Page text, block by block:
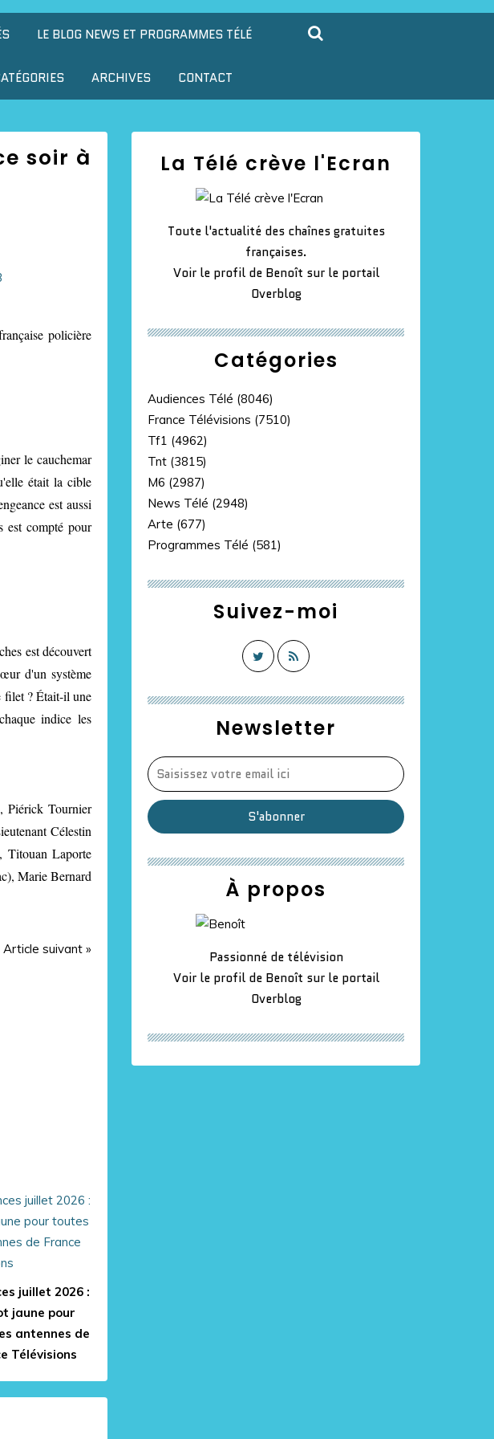
LE BLOG NEWS ET PROGRAMMES TÉLÉ
ARCHIVES CONTACT
soir à
policière
le cauchemar
était la cible
est aussi
est compté pour
est découvert
d'un système
filet ? Était-il une
indice les
Piérick Tournier
Célestin
Titouan Laporte
Marie Bernard
Article suivant »
juillet 2026 :
jaune pour
antennes de
Télévisions
Newsletter
Catégories
Audiences Télé (8046)
France Télévisions (7510)
Tf1 (4962)
Tnt (3815)
M6 (2987)
News Télé (2948)
Arte (677)
Programmes Télé (581)
La Télé crève l'Ecran
Toute l'actualité des chaînes gratuites
françaises.
Voir le profil de Benoît sur le portail
Overblog
Suivez-moi
À propos
Passionné de télévision
Voir le profil de Benoît sur le portail
Overblog